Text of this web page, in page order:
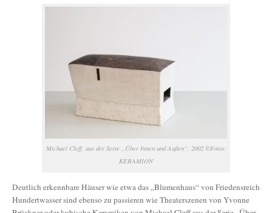
Michael Cleff, aus der Serie „Über Innen und Außen“, 2002 ©Fotos:
KERAMION
Deutlich erkennbare Häuser wie etwa das „Blumenhaus“ von Friedensreich
Hundertwasser sind ebenso zu passieren wie Theaterszenen von Yvonne